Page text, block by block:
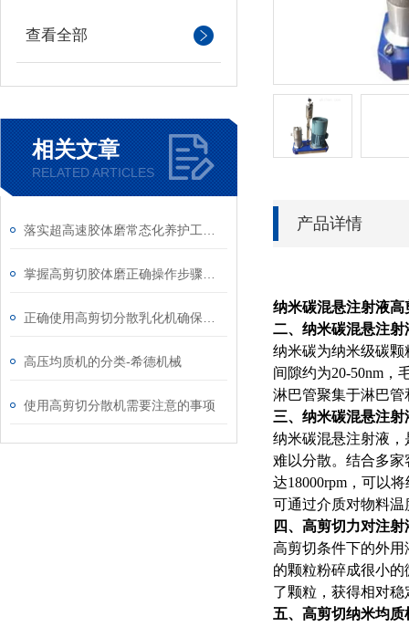
查看全部
相关文章
RELATED ARTICLES
高压均质机的分类-希德机械
使用高剪切分散机需要注意的事项
产品详情
纳米碳混悬注射液
二、纳米碳混悬注射
纳米碳为纳米级碳
间隙约为20-50nm，
淋巴管聚集于淋巴
三、纳米碳混悬注射
纳米碳混悬注射液
难以分散。结合多家
达18000rpm，可以
可通过介质对物料
四、高剪切力对注射
高剪切条件下的外
的颗粒粉碎成很小
了颗粒，获得相对
五、高剪切纳米均